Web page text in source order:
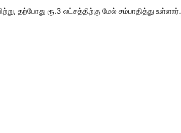
தற்போது ரூ.3 லட்சத்திற்கு மேல் சம்பாதித்து உள்ளார்.